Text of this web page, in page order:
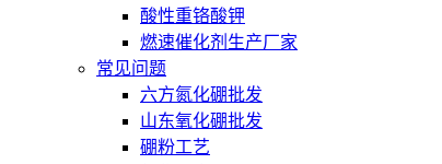
酸性重铬酸钾
燃速催化剂生产厂家
常见问题
六方氮化硼批发
山东氧化硼批发
硼粉工艺